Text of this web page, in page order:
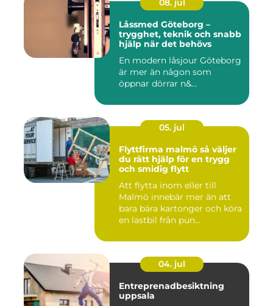
08. jul
Låssmed Göteborg –
trygghet, teknik och snabb
hjälp när det behövs
En modern låsjour Göteborg
är mer än någon som
öppnar dörrar n&...
05. jul
Flyttfirma malmö så väljer
du rätt hjälp för en trygg
och smidig flytt
Att flytta inom eller till
Malmö innebär mer än att
bara bära kartonger och köra
en lastbil från pun...
04. jul
Entreprenadbesiktning
uppsala